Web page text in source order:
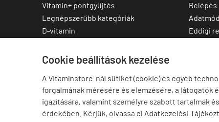
Cookie beállítások kezelése
A Vitaminstore-nál sütiket (cookie) és egyéb
forgalmának mérésére és elemzésére, a látogatók
igazítására, valamint személyre szabott tartalmak
érdekében. Kérjük, olvassa el Adatkezelési
Vitamin+ pontgyűjtés
Legnépszerűbb kategóriák
D-vitamin
Multivitamin
Cink
Omega-3
Ashwagandha
Elállás a szerződéstől
Belépés
Eddigi